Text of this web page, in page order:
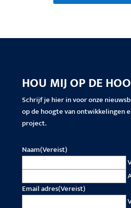
HOU MIJ OP DE
Schrijf je hier in voor onze
op de hoogte van ontwikkelingen
project.
Naam(Vereist)
Email adres(Vereist)